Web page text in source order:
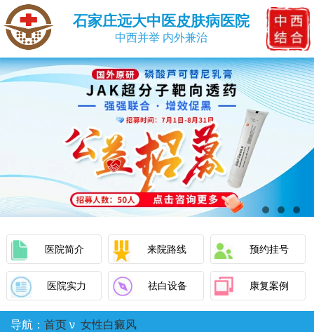
石家庄远大中医皮肤病医院
中西并举 内外兼治
医院简介 来院路线 预约挂号
医院实力 祛白设备 康复案例
导航： 首页 ν 女性白癜风